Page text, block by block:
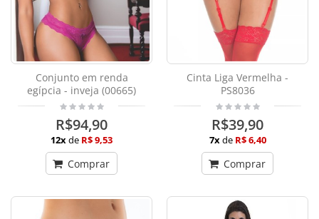
Conjunto em renda
egípcia - inveja (00665)
R$94,90
12xde R$ 9,53
Comprar
Cinta Liga Vermelha -
PS8036
R$39,90
7xde R$ 6,40
Comprar